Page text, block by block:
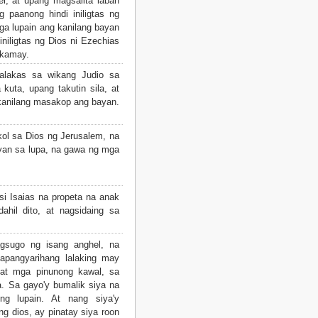
paanong hindi iniligtas ng
lupain ang kanilang bayan
ng Dios ni Ezechias
sa wikang Judio sa
kuta, upang takutin sila, at
masakop ang bayan.
sa Dios ng Jerusalem, na
sa lupa, na gawa ng mga
Isaias na propeta na anak
dito, at nagsidaing sa
ng isang anghel, na
lalaking may
mga pinunong kawal, sa
Sa gayo'y bumalik siya na
lupain. At nang siya'y
dios, ay pinatay siya roon